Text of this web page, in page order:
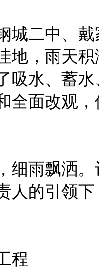
二中、戴
地，雨天
吸水、蓄
全面改观
雨飘洒。
人的引领
程